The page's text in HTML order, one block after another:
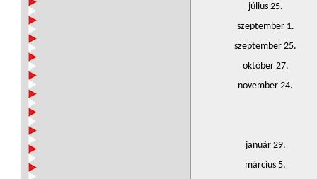
július 25.
szeptember 1.
szeptember 25.
október 27.
november 24.
január 29.
március 5.